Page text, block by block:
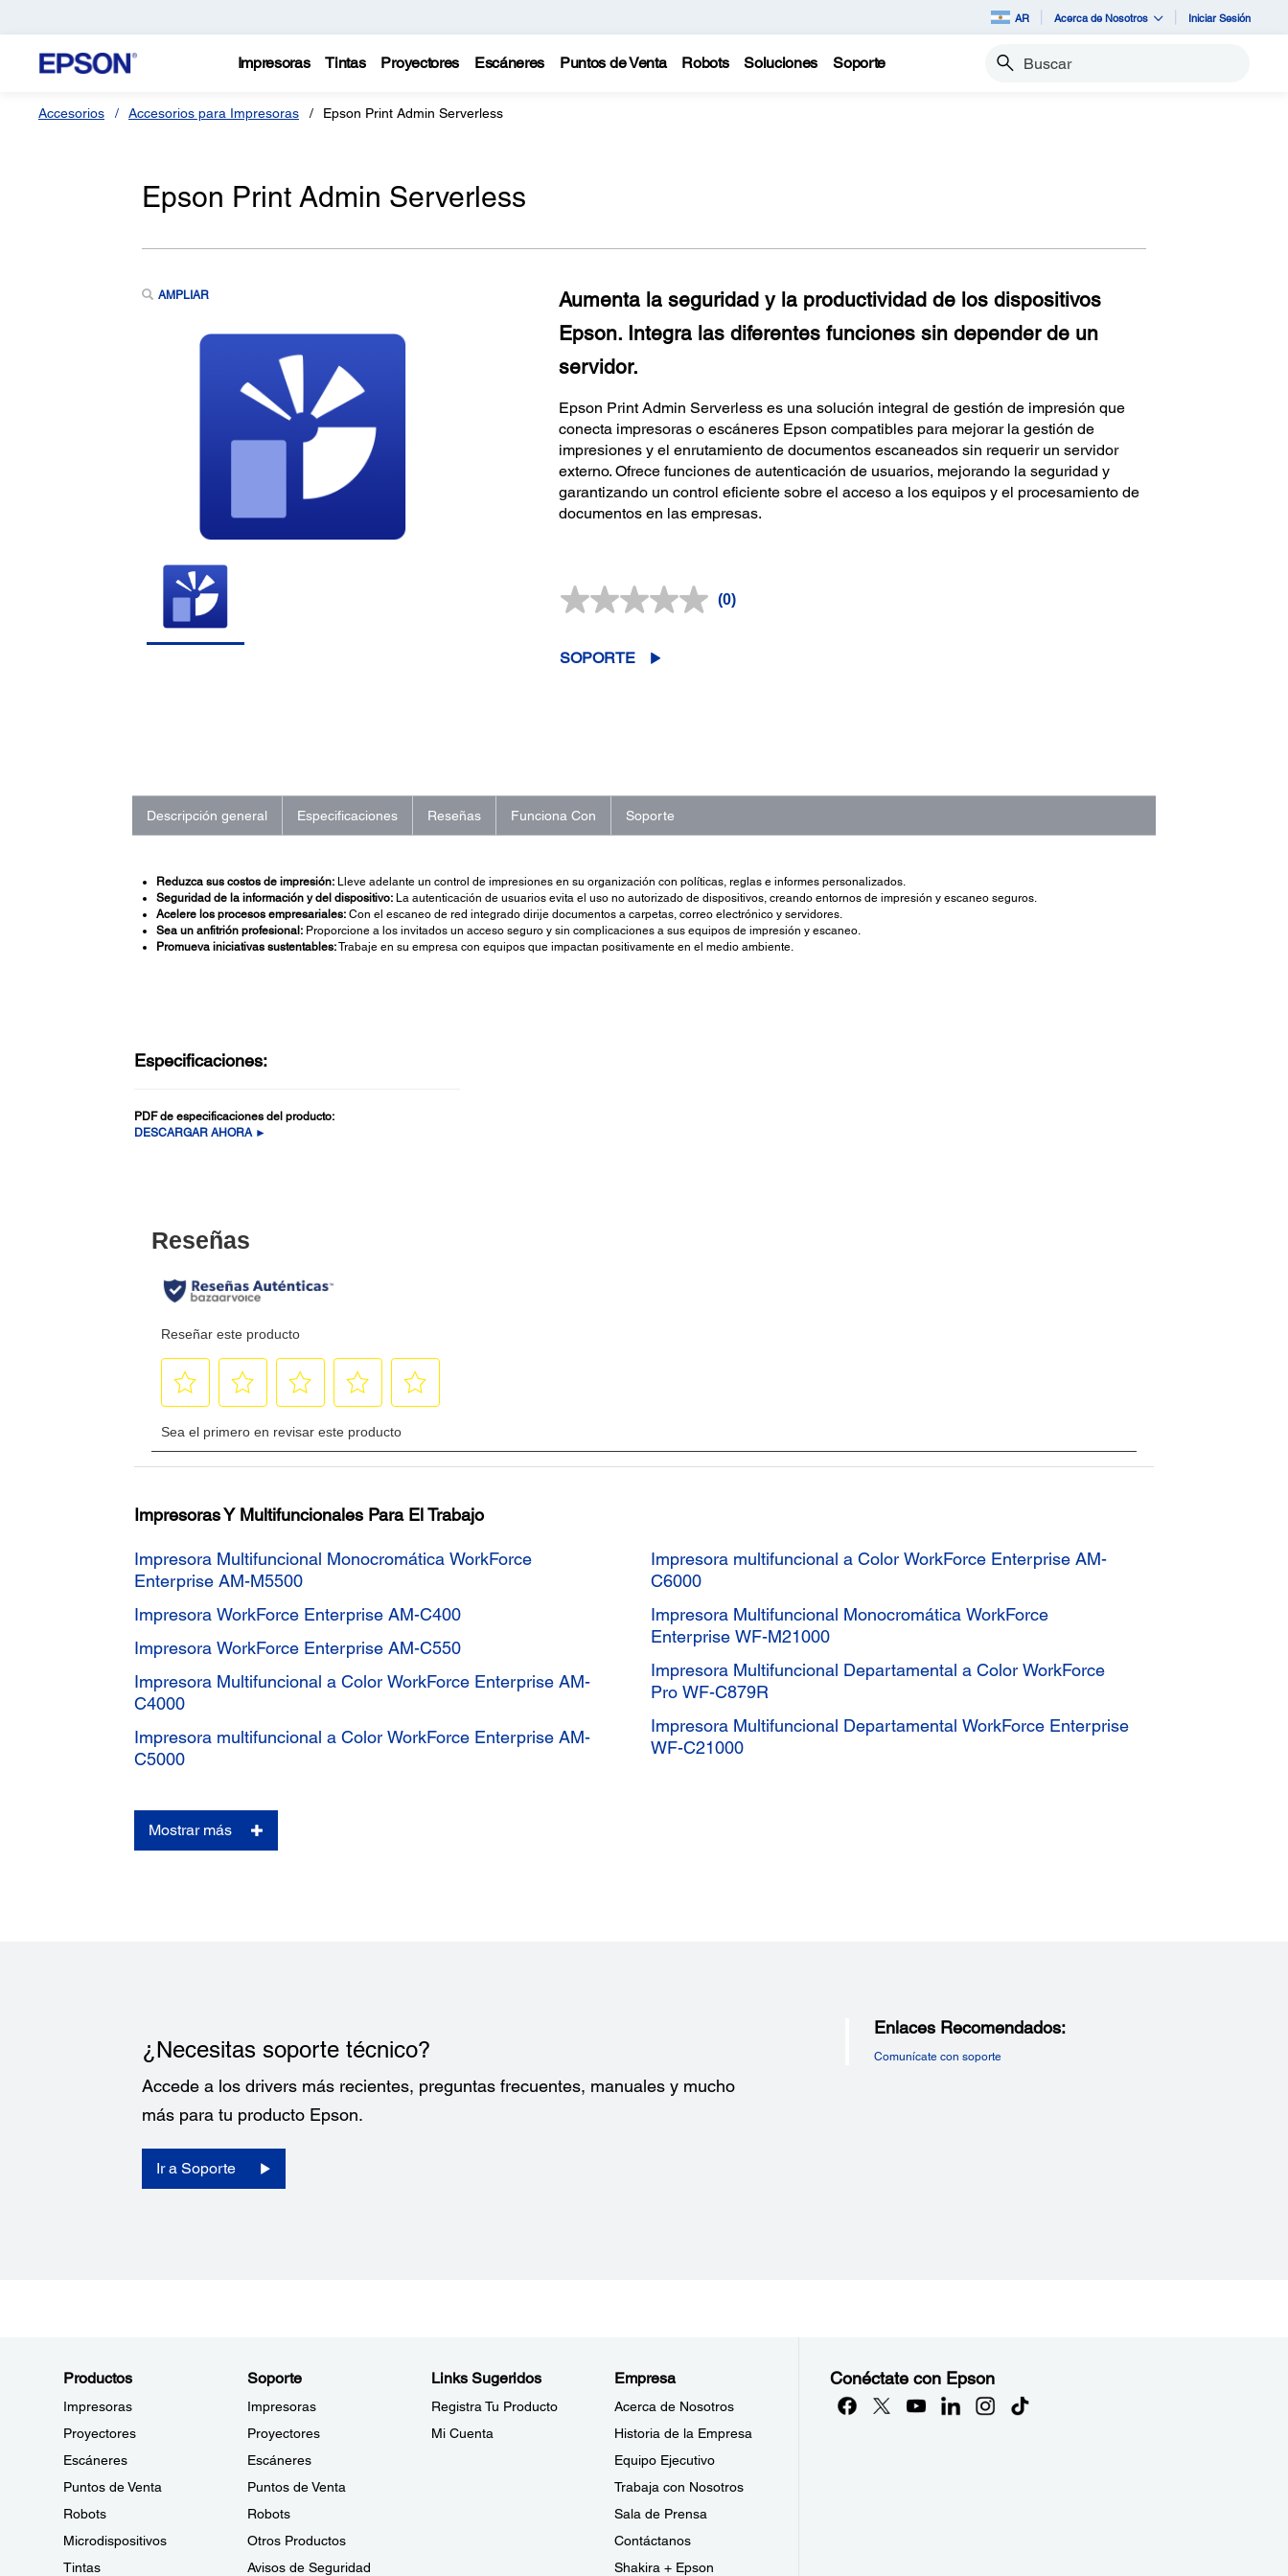
AR Acerca de Nosotros Iniciar Sesión
Impresoras Tintas Proyectores Escáneres Puntos de Venta Robots Soluciones Soporte Buscar
Accesorios Accesorios para Impresoras Epson Print Admin Serverless
Epson Print Admin Serverless
AMPLIAR
Aumenta la seguridad y la productividad de los dispositivos
Epson. Integra las diferentes funciones sin depender de un
servidor.
Epson Print Admin Serverless es una solución integral de gestión de impresión que
conecta impresoras o escáneres Epson compatibles para mejorar la gestión de
impresiones y el enrutamiento de documentos escaneados sin requerir un servidor
externo. Ofrece funciones de autenticación de usuarios, mejorando la seguridad y
garantizando un control eficiente sobre el acceso a los equipos y el procesamiento de
documentos en las empresas.
Sin
(0)
SOPORTE
Descripción general Especificaciones Reseñas Funciona Con Soporte
Reduzca sus costos de impresión:Lleve adelante un control de impresiones en su organización con políticas, reglas e informes personalizados.
Seguridad de la información y del dispositivo:La autenticación de usuarios evita el uso no autorizado de dispositivos, creando entornos de impresión y escaneo seguros.
Acelere los procesos empresariales:Con el escaneo de red integrado dirije documentos a carpetas, correo electrónico y servidores.
Sea un anfitrión profesional:Proporcione a los invitados un acceso seguro y sin complicaciones a sus equipos de impresión y escaneo.
Promueva iniciativas sustentables:Trabaje en su empresa con equipos que impactan positivamente en el medio ambiente.
Especificaciones:
PDF de especificaciones del producto:
DESCARGAR AHORA ►
Impresoras Y Multifuncionales Para El Trabajo
Impresora Multifuncional Monocromática WorkForce
Enterprise AM-M5500
Impresora WorkForce Enterprise AM-C400
Impresora WorkForce Enterprise AM-C550
Impresora Multifuncional a Color WorkForce Enterprise AM-
C4000
Impresora multifuncional a Color WorkForce Enterprise AM-
C5000
Impresora multifuncional a Color WorkForce Enterprise AM-
C6000
Impresora Multifuncional Monocromática WorkForce
Enterprise WF-M21000
Impresora Multifuncional Departamental a Color WorkForce
Pro WF-C879R
Impresora Multifuncional Departamental WorkForce Enterprise
WF-C21000
Mostrar más
¿Necesitas soporte técnico?
Accede a los drivers más recientes, preguntas frecuentes, manuales y mucho
más para tu producto Epson.
Ir a Soporte
Enlaces Recomendados:
Comunícate con soporte
Productos
Impresoras
Proyectores
Escáneres
Puntos de Venta
Robots
Microdispositivos
Tintas
Soporte
Impresoras
Proyectores
Escáneres
Puntos de Venta
Robots
Otros Productos
Avisos de Seguridad
Links Sugeridos
Registra Tu Producto
Mi Cuenta
Empresa
Acerca de Nosotros
Historia de la Empresa
Equipo Ejecutivo
Trabaja con Nosotros
Sala de Prensa
Contáctanos
Shakira + Epson
Conéctate con Epson